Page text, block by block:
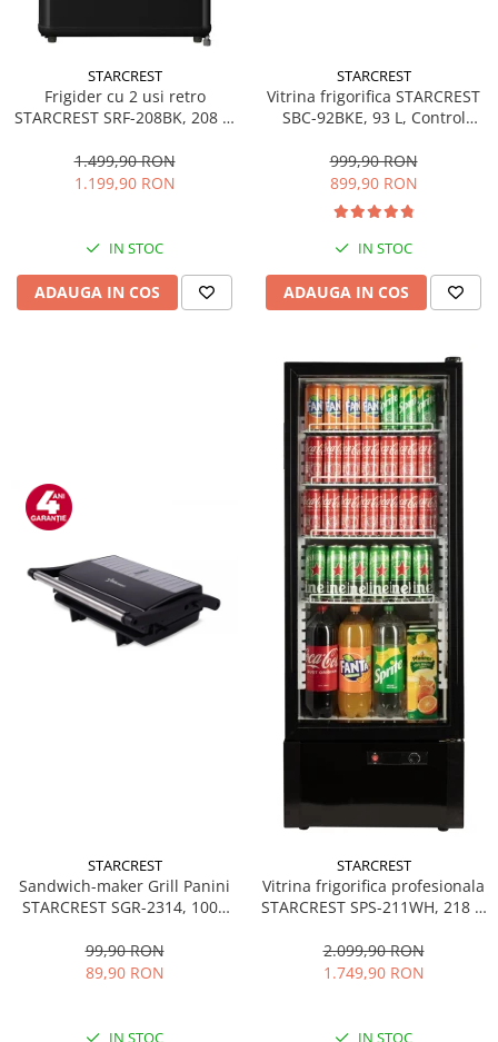
STARCREST
Frigider cu 2 usi retro
STARCREST SRF-208BK, 208 L,
Iluminare LED, Termostat
Reglabil, H 147 cm, Negru
1.499,90 RON
1.199,90 RON
IN STOC
ADAUGA IN COS
STARCREST
Vitrina frigorifica STARCREST
SBC-92BKE, 93 L, Control
83.2 cm, Negru
999,90 RON
899,90 RON
IN STOC
ADAUGA IN COS
STARCREST
Sandwich-maker Grill Panini
STARCREST SGR-2314, 1000
Deschidere 180°, Suprafata
de gatire 23 x 14 cm, Negru
99,90 RON
89,90 RON
IN STOC
STARCREST
Vitrina frigorifica profesionala
STARCREST SPS-211WH, 218 L,
LED, H 141 cm, Negru
2.099,90 RON
1.749,90 RON
IN STOC